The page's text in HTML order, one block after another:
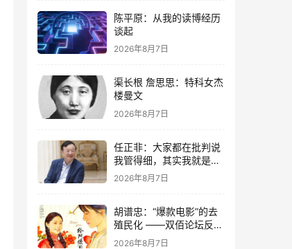
陈平原：从我的读博经历
谈起
2026年8月7日
渠长根 詹思思：特科女杰
楼曼文
2026年8月7日
任正非：大家都在批判说
我管得细，其实我就是去
抓了一些点激活原有政策
2026年8月7日
胡谱忠：“爆款电影”的去
殖民化 ——双佰论坛反思
想殖民系列报告之五
2026年8月7日